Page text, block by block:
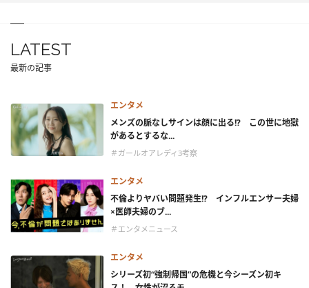
LATEST
最新の記事
エンタメ
メンズの脈なしサインは顔に出る!? この世に地獄
があるとするな...
＃ガールオアレディ3考察
エンタメ
不倫よりヤバい問題発生!? インフルエンサー夫婦
×医師夫婦のブ...
＃エンタメニュース
エンタメ
シリーズ初“強制帰国”の危機と今シーズン初キ